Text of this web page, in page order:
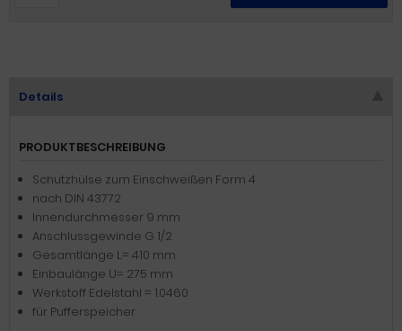
Details
PRODUKTBESCHREIBUNG
Schutzhülse zum Einschweißen Form 4
nach DIN 43772
Innendurchmesser 9 mm
Anschlussgewinde G 1/2
Gesamtlänge L= 410 mm
Einbaulänge U= 275 mm
Werkstoff Edelstahl = 1.0460
für Pufferspeicher